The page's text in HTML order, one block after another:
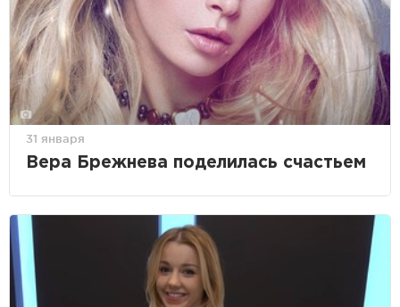
31 января
Вера Брежнева поделилась счастьем